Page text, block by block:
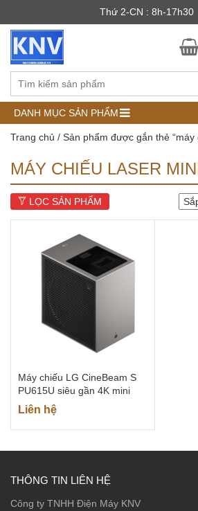
Thứ 2-CN : 8h-17h30
DANH MỤC SẢN PHẨM
Trang chủ / Sản phẩm được gắn thẻ “máy
MÁY CHIẾU LASER
LỌC SẢN PHẨM
Máy chiếu LG CineBeam S
PU615U siêu gần 4K mini
Liên hệ
THÔNG TIN LIÊN HỆ
Công ty TNHH Điện Máy KNV